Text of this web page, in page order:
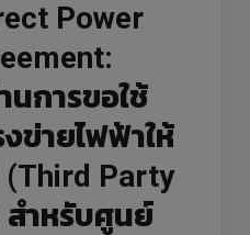
Power
นการขอใช้
ข่ายไฟฟ้าให้
Party
สำหรับศูนย์